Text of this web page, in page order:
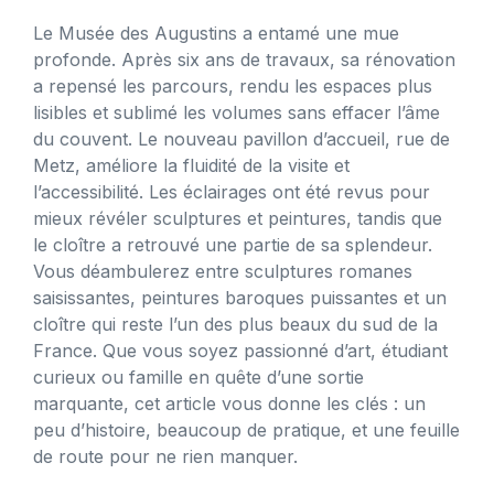
Le Musée des Augustins a entamé une mue
profonde. Après six ans de travaux, sa rénovation
a repensé les parcours, rendu les espaces plus
lisibles et sublimé les volumes sans effacer l’âme
du couvent. Le nouveau pavillon d’accueil, rue de
Metz, améliore la fluidité de la visite et
l’accessibilité. Les éclairages ont été revus pour
mieux révéler sculptures et peintures, tandis que
le cloître a retrouvé une partie de sa splendeur.
Vous déambulerez entre sculptures romanes
saisissantes, peintures baroques puissantes et un
cloître qui reste l’un des plus beaux du sud de la
France. Que vous soyez passionné d’art, étudiant
curieux ou famille en quête d’une sortie
marquante, cet article vous donne les clés : un
peu d’histoire, beaucoup de pratique, et une feuille
de route pour ne rien manquer.